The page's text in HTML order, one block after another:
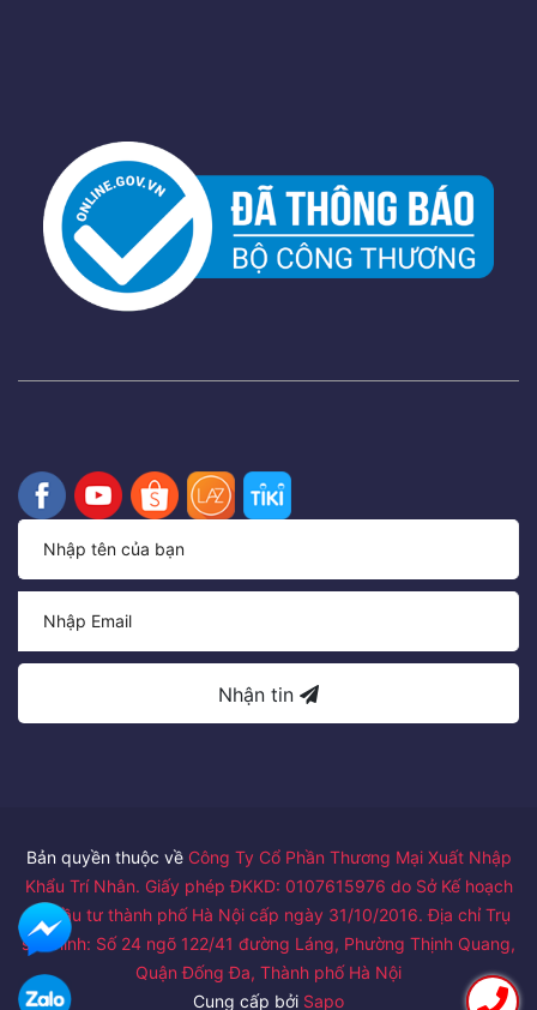
Nhận tin
Bản quyền thuộc về Công Ty Cổ Phần Thương Mại Xuất Nhập
Khẩu Trí Nhân. Giấy phép ĐKKD: 0107615976 do Sở Kế hoạch
và Đầu tư thành phố Hà Nội cấp ngày 31/10/2016. Địa chỉ Trụ
sở chính: Số 24 ngõ 122/41 đường Láng, Phường Thịnh Quang,
Quận Đống Đa, Thành phố Hà Nội
Cung cấp bởi Sapo